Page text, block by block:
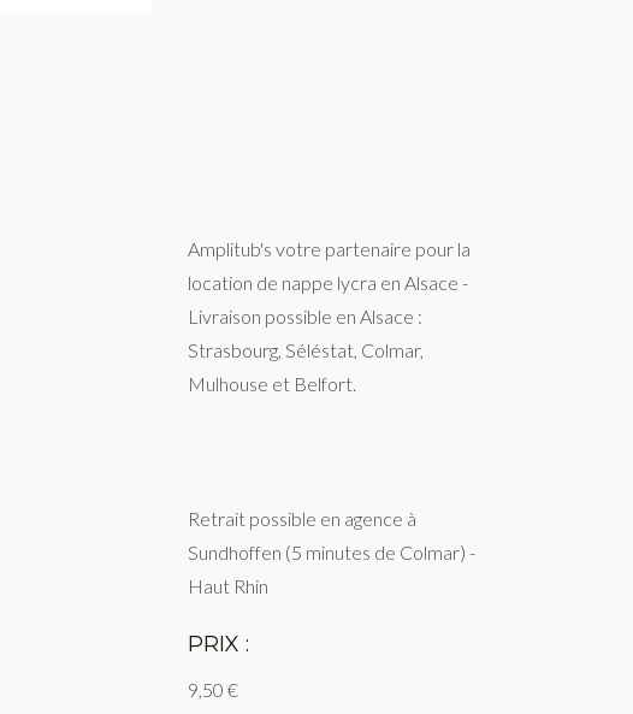
Amplitub's votre partenaire pour la
location de nappe lycra en Alsace -
Livraison possible en Alsace :
Strasbourg, Séléstat, Colmar,
Mulhouse et Belfort.
Retrait possible en agence à
Sundhoffen (5 minutes de Colmar) -
Haut Rhin
PRIX :
9,50 €